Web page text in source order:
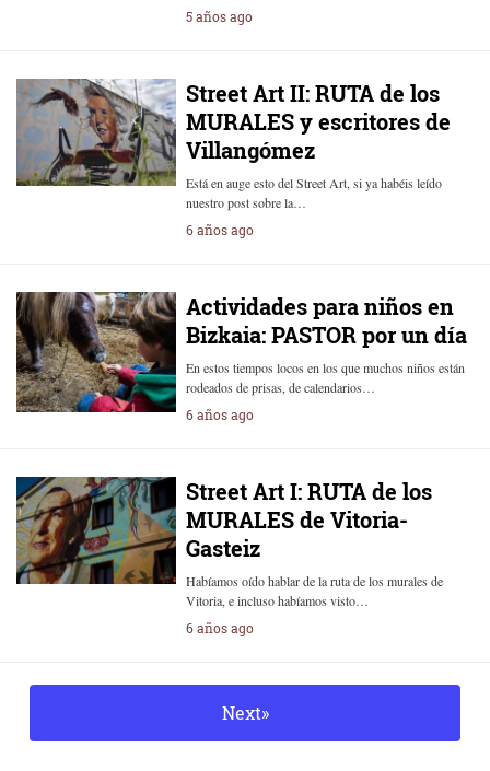
5 años ago
Street Art II: RUTA de los
MURALES y escritores de
Villangómez
Está en auge esto del Street Art, si ya habéis leído
nuestro post sobre la…
6 años ago
Actividades para niños en
Bizkaia: PASTOR por un día
En estos tiempos locos en los que muchos niños están
rodeados de prisas, de calendarios…
6 años ago
Street Art I: RUTA de los
MURALES de Vitoria-
Gasteiz
Habíamos oído hablar de la ruta de los murales de
Vitoria, e incluso habíamos visto…
6 años ago
Next»